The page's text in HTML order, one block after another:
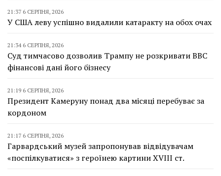
21:37 6 СЕРПНЯ, 2026
У США леву успішно видалили катаракту на обох очах
21:34 6 СЕРПНЯ, 2026
Суд тимчасово дозволив Трампу не розкривати BBC
фінансові дані його бізнесу
21:19 6 СЕРПНЯ, 2026
Президент Камеруну понад два місяці перебуває за
кордоном
21:17 6 СЕРПНЯ, 2026
Гарвардський музей запропонував відвідувачам
«поспілкуватися» з героїнею картини XVIII ст.